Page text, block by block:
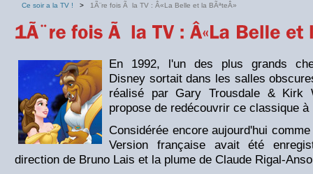
Ce soir a la TV ! > 1Ã¨re fois Ã la TV : Â«La Belle et la BÃªteÂ»
En 1992, l'un des plus grands
Disney sortait dans les salles
réalisé par Gary Trousdale &
propose de redécouvrir ce classique à
Considérée encore aujourd'hui
Version française avait été
direction de Bruno Lais et la plume de Claude Rigal-